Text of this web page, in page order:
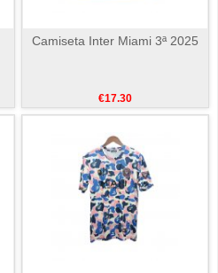
Camiseta Inter Miami 3ª 2025
€17.30